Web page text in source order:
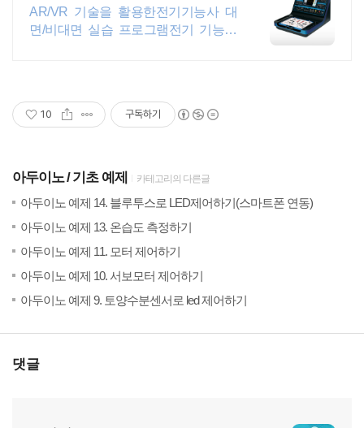
육장비 잘 만드는 업체
AR/VR 기술을 활용한전기기능사 대
면/비대면 실습 프로그램전기 기능사
10 구독하기
아두이노 기초 예제 카테고리의 다른글
아두이노 예제 14. 블루투스로 LED제어하기(스마트폰 연동)
아두이노 예제 13. 온습도 측정하기
아두이노 예제 11. 모터 제어하기
아두이노 예제 10. 서보모터 제어하기
아두이노 예제 9. 토양수분센서로 led 제어하기
댓글